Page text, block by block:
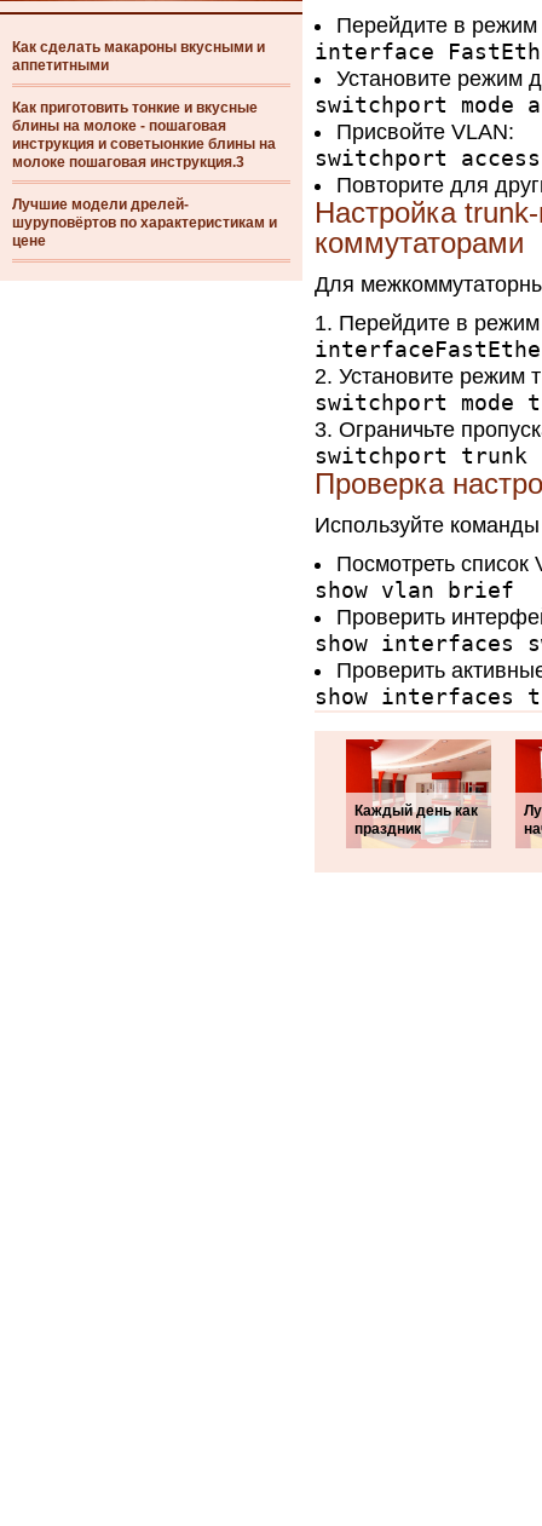
Как сделать макароны вкусными и
аппетитными
Как приготовить тонкие и вкусные
блины на молоке - пошаговая
инструкция и советыонкие блины на
молоке пошаговая инструкция.3
Лучшие модели дрелей-
шуруповёртов по характеристикам и
цене
Перейдите в
interface
Установите режим
switchport mode
Присвойте VLAN:
switchport
Повторите для
Настройка
коммутаторами
Для
Перейдите в
Установите режим
switchport mode
Ограничьте
switchport trunk
Проверка
Используйте
Посмотреть список
show vlan brief
Проверить
show interfaces
Проверить
show interfaces
Каждый день как
праздник